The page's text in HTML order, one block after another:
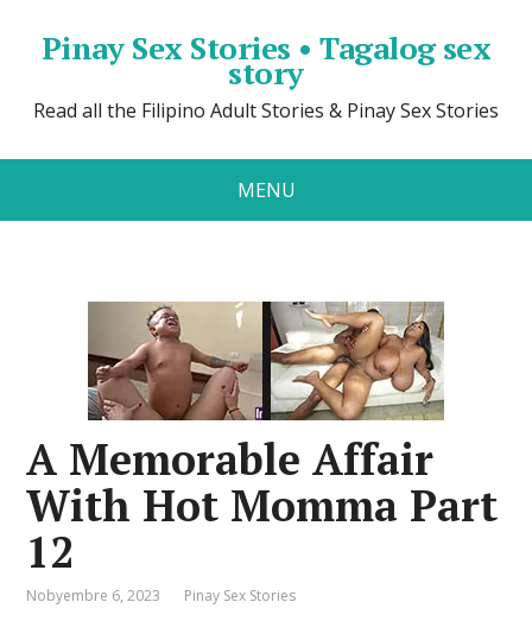
Pinay Sex Stories • Tagalog sex
story
Read all the Filipino Adult Stories & Pinay Sex Stories
MENU
A Memorable Affair
With Hot Momma Part
12
Nobyembre 6, 2023 Pinay Sex Stories